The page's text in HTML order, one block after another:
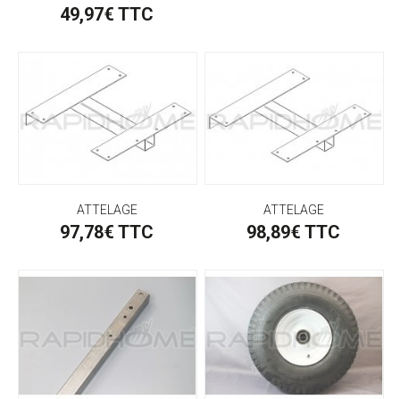
49,97€ TTC
ATTELAGE
97,78€ TTC
ATTELAGE
98,89€ TTC